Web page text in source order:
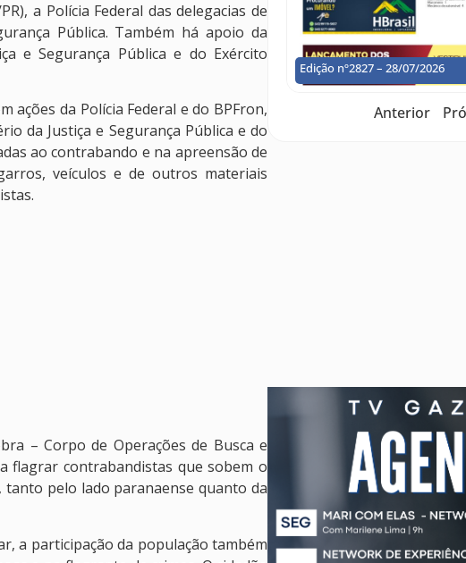
a Polícia Federal das delegacias de
Pública. Também há apoio da
e Segurança Pública e do Exército
ações da Polícia Federal e do BPFron,
da Justiça e Segurança Pública e do
ao contrabando e na apreensão de
veículos e de outros materiais
– Corpo de Operações de Busca e
flagrar contrabandistas que sobem o
pelo lado paranaense quanto da
a participação da população também
Edição nº2827 – 28/07/2026
Anterior